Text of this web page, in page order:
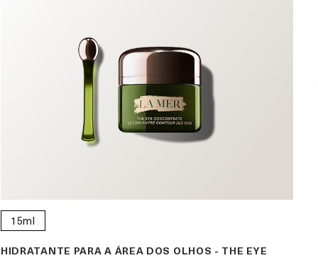
15ml
HIDRATANTE PARA A ÁREA DOS OLHOS - THE EYE